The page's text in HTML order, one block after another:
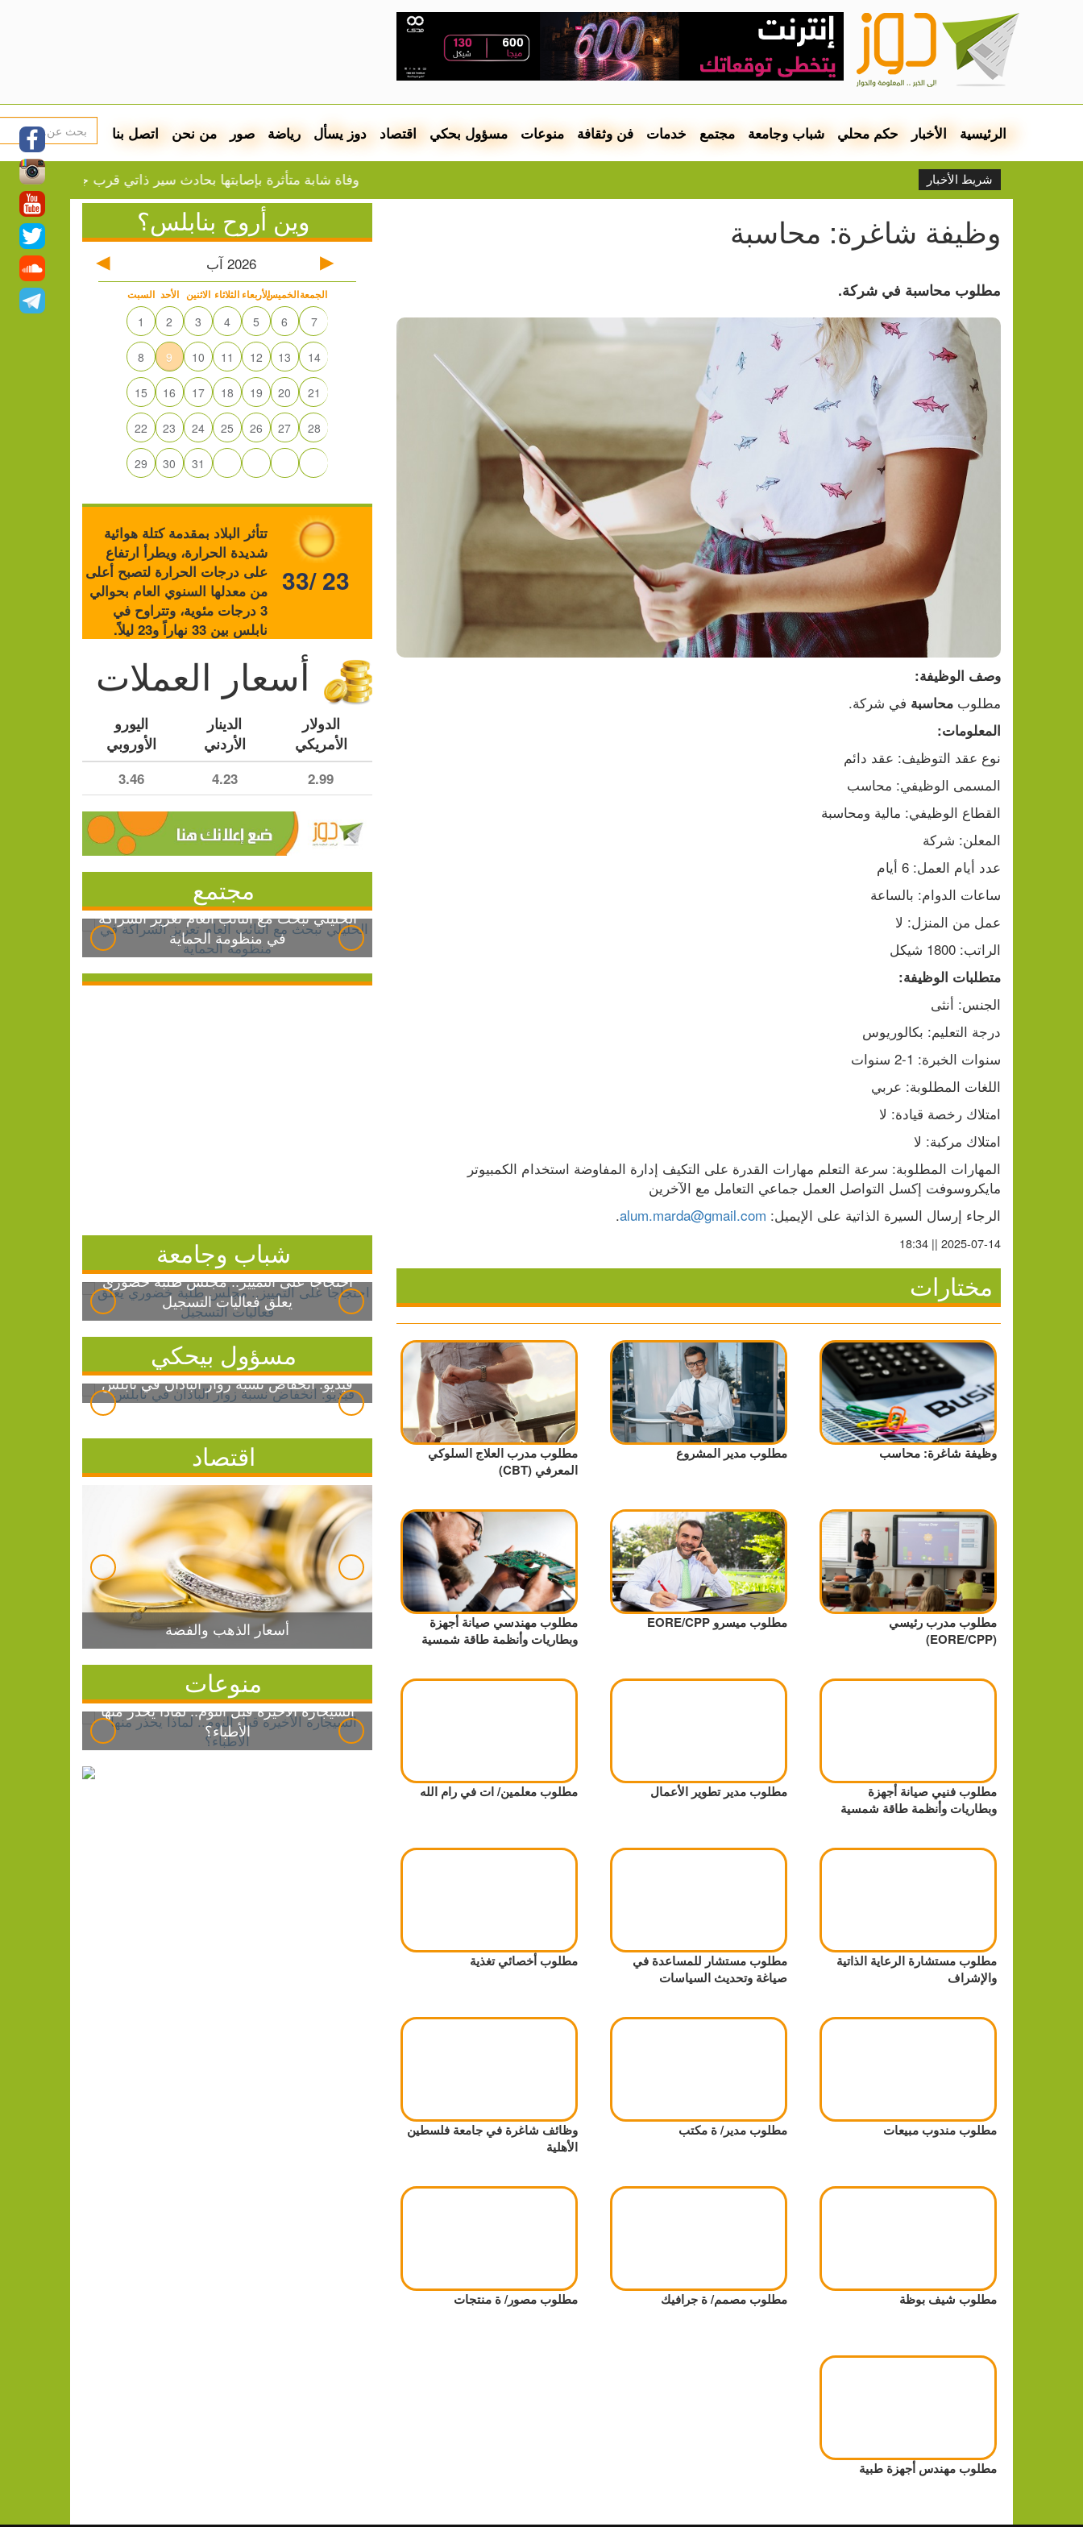
الرئيسية الأخبار حكم محلي شباب وجامعة مجتمع خدمات فن وثقافة منوعات مسؤول بحكي اقتصاد دوز يسأل رياضة صور من نحن اتصل بنا
شريط الأخبار وفاة شابة متأثرة بإصابتها بحادث سير ذاتي قرب جامعة بير زيت
وظيفة شاغرة: محاسبة
مطلوب محاسبة في شركة.
وصف الوظيفة:
مطلوب محاسبة في شركة.
المعلومات:
نوع عقد التوظيف: عقد دائم
المسمى الوظيفي: محاسب
القطاع الوظيفي: مالية ومحاسبة
المعلن: شركة
عدد أيام العمل: 6 أيام
ساعات الدوام: بالساعة
عمل من المنزل: لا
الراتب: 1800 شيكل
متطلبات الوظيفة:
الجنس: أنثى
درجة التعليم: بكالوريوس
سنوات الخبرة: 1-2 سنوات
اللغات المطلوبة: عربي
امتلاك رخصة قيادة: لا
امتلاك مركبة: لا
مايكروسوفت إكسل التواصل العمل جماعي التعامل مع الآخرين
الرجاء إرسال السيرة الذاتية على الإيميل: alum.marda@gmail.com
.
2025-07-14 || 18:34
مختارات
وظيفة شاغرة: محاسب مطلوب مدير المشروع
مطلوب مدرب العلاج السلوكي
المعرفي (CBT)
مطلوب مدرب رئيسي
(EORE/CPP)
مطلوب ميسرو EORE/CPP
مطلوب مهندسي صيانة أجهزة
وبطاريات وأنظمة طاقة شمسية
مطلوب فنيي صيانة أجهزة
وبطاريات وأنظمة طاقة شمسية
مطلوب مدير تطوير الأعمال مطلوب معلمين/ ات في رام الله
مطلوب مستشارة الرعاية الذاتية
والإشراف
مطلوب مستشار للمساعدة في
صياغة وتحديث السياسات
مطلوب أخصائي تغذية
مطلوب مندوب مبيعات مطلوب مدير/ ة مكتب
وظائف شاغرة في جامعة فلسطين
الأهلية
مطلوب شيف بوظة مطلوب مصمم/ ة جرافيك مطلوب مصور/ ة منتجات
مطلوب مهندس أجهزة طبية
وين أروح بنابلس؟
2026 آب
السبت الأحد الاثنين الثلاثاء الأربعاءالخميسالجمعة
1 2 3 4 5 6 7
8 9 10 11 12 13 14
15 16 17 18 19 20 21
22 23 24 25 26 27 28
29 30 31
تتأثر البلاد بمقدمة كتلة هوائية
شديدة الحرارة، ويطرأ ارتفاع
على درجات الحرارة لتصبح أعلى
من معدلها السنوي العام بحوالي
3 درجات مئوية، وتتراوح في
نابلس بين 33 نهاراً و23 ليلاً.
33/ 23
أسعار العملات
الدولار
الأمريكي
الدينار
الأردني
اليورو
الأوروبي
2.99
4.23
3.46
مجتمع
الخليلي تبحث مع النائب العام تعزيز الشراكة
في منظومة الحماية
شباب وجامعة
احتجاجاً على التمييز.. مجلس طلبة خضوري
يعلق فعاليات التسجيل
مسؤول بيحكي
فيديو: انخفاض نسبة زوار الباذان في نابلس
اقتصاد
أسعار الذهب والفضة
منوعات
السيجارة الأخيرة قبل النوم.. لماذا يحذر منها
الأطباء؟